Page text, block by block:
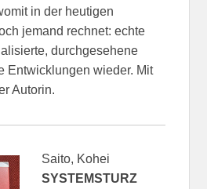
in der heutigen
jemand rechnet: echte
durchgesehene
Entwicklungen wieder. Mit
Autorin.
Saito, Kohei
SYSTEMSTURZ